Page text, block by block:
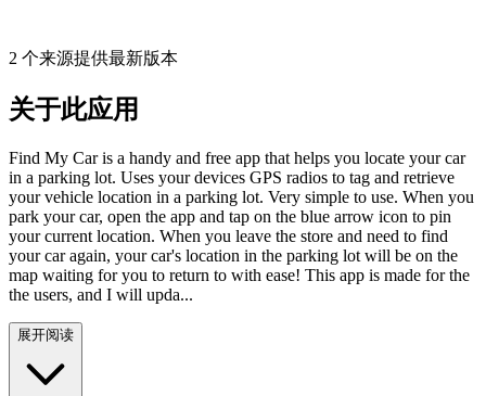
2 个来源提供最新版本
关于此应用
Find My Car is a handy and free app that helps you locate your car
in a parking lot. Uses your devices GPS radios to tag and retrieve
your vehicle location in a parking lot. Very simple to use. When you
park your car, open the app and tap on the blue arrow icon to pin
your current location. When you leave the store and need to find
your car again, your car's location in the parking lot will be on the
map waiting for you to return to with ease! This app is made for the
the users, and I will upda...
展开阅读